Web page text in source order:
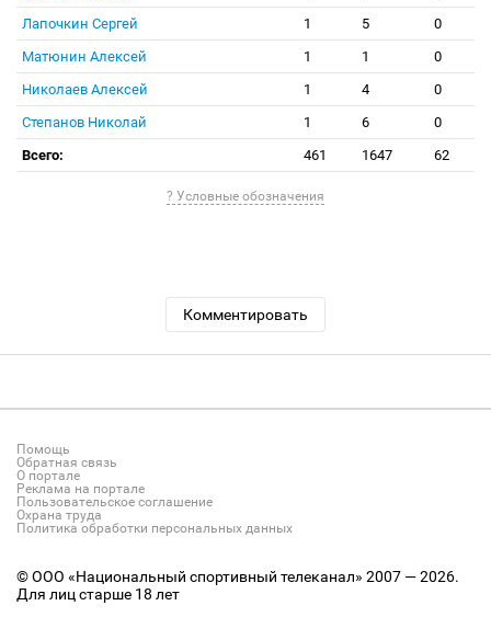
Лапочкин Сергей
1 5
0
Матюнин Алексей
1 1
0
Николаев Алексей
1 4
0
Степанов Николай
1 6
0
Всего:
461 1647 62
? Условные обозначения
Комментировать
Помощь
Обратная связь
О портале
Реклама на портале
Пользовательское соглашение
Охрана труда
Политика обработки персональных данных
© ООО «Национальный спортивный телеканал» 2007 — 2026.
Для лиц старше 18 лет